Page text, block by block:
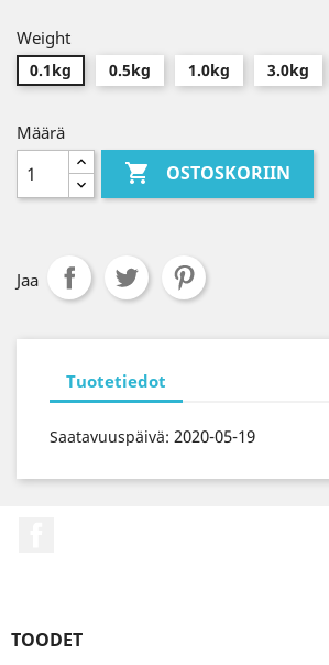
Weight
0.1kg 0.5kg 1.0kg 3.0kg
Määrä
 OSTOSKORIIN
Jaa
Tuotetiedot
Saatavuuspäivä: 2020-05-19
TOODET